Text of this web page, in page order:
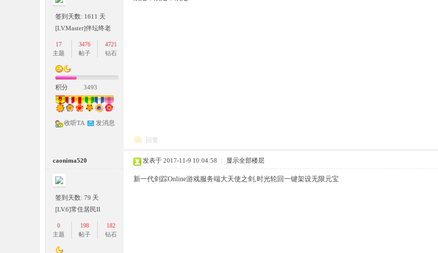
条签到天数: 1611 天
[LV.Master]伴坛终老
17
主题
3476
帖子
4721
钻石
积分 3493
收听TA 发消息
回复
caonima520
签到天数: 79 天
[LV.6]常住居民II
0
主题
198
帖子
182
钻石
发表于 2017-11-9 10:04:58 | 显示全部楼层
新一代剑踪Online游戏服务端大天使之剑,时光轮回一键架设无限元宝